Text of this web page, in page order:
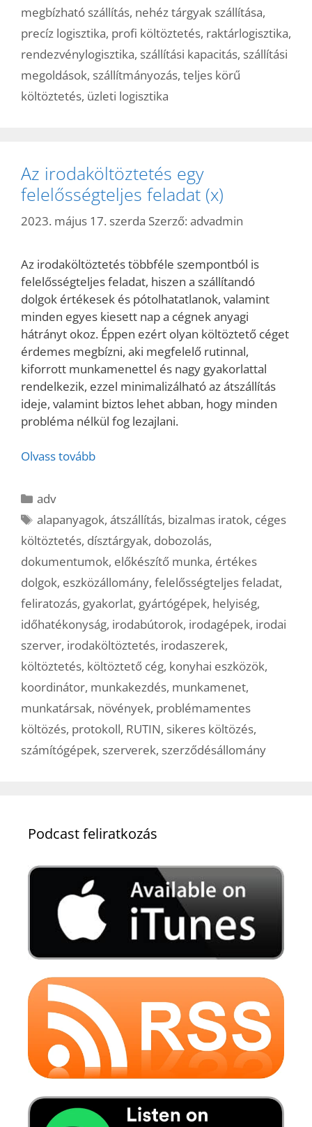
megbízható szállítás, nehéz tárgyak szállítása,
precíz logisztika, profi költöztetés, raktárlogisztika,
rendezvénylogisztika, szállítási kapacitás, szállítási
megoldások, szállítmányozás, teljes körű
költöztetés, üzleti logisztika
Az irodaköltöztetés egy
felelősségteljes feladat (x)
2023. május 17. szerda Szerző: advadmin
Az irodaköltöztetés többféle szempontból is
felelősségteljes feladat, hiszen a szállítandó
dolgok értékesek és pótolhatatlanok, valamint
minden egyes kiesett nap a cégnek anyagi
hátrányt okoz. Éppen ezért olyan költöztető céget
érdemes megbízni, aki megfelelő rutinnal,
kiforrott munkamenettel és nagy gyakorlattal
rendelkezik, ezzel minimalizálható az átszállítás
ideje, valamint biztos lehet abban, hogy minden
probléma nélkül fog lezajlani.
Olvass tovább
Kategória
adv
Címkék
alapanyagok,átszállítás, bizalmas iratok, céges
költöztetés, dísztárgyak, dobozolás,
dokumentumok, előkészítő munka, értékes
dolgok, eszközállomány, felelősségteljes feladat,
feliratozás, gyakorlat, gyártógépek, helyiség,
időhatékonyság, irodabútorok, irodagépek, irodai
szerver, irodaköltöztetés, irodaszerek,
költöztetés, költöztető cég, konyhai eszközök,
koordinátor, munkakezdés, munkamenet,
munkatársak, növények, problémamentes
költözés, protokoll, RUTIN, sikeres költözés,
számítógépek, szerverek, szerződésállomány
Podcast feliratkozás